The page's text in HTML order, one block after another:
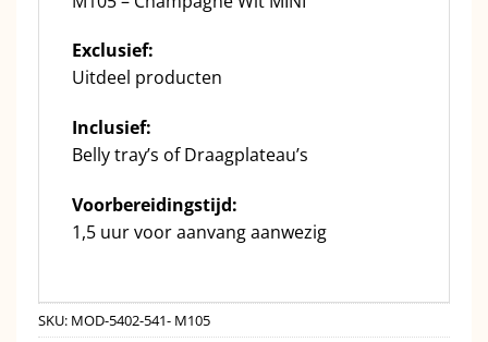
Exclusief:
Uitdeel producten
Inclusief:
Belly tray’s of Draagplateau’s
Voorbereidingstijd:
1,5 uur voor aanvang aanwezig
SKU: MOD-5402-541- M105